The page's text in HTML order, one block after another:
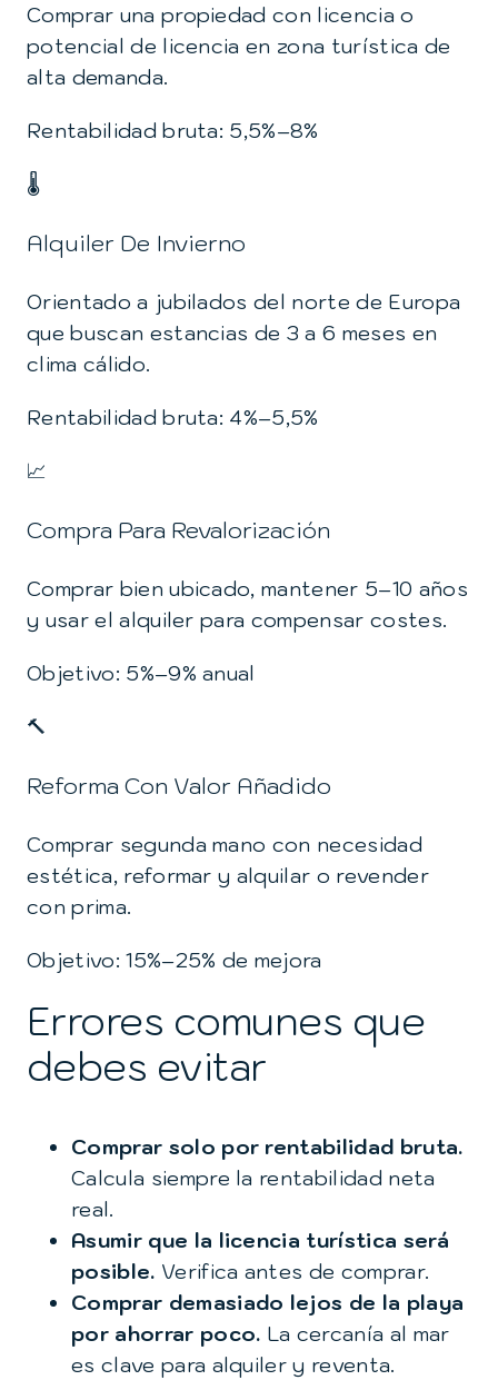
Comprar una propiedad con licencia o
potencial de licencia en zona turística de
alta demanda.
Rentabilidad bruta: 5,5%–8%
🌡️
Alquiler De Invierno
Orientado a jubilados del norte de Europa
que buscan estancias de 3 a 6 meses en
clima cálido.
Rentabilidad bruta: 4%–5,5%
📈
Compra Para Revalorización
Comprar bien ubicado, mantener 5–10 años
y usar el alquiler para compensar costes.
Objetivo: 5%–9% anual
🔨
Reforma Con Valor Añadido
Comprar segunda mano con necesidad
estética, reformar y alquilar o revender
con prima.
Objetivo: 15%–25% de mejora
Errores comunes que
debes evitar
Comprar solo por rentabilidad bruta.
Calcula siempre la rentabilidad neta
real.
Asumir que la licencia turística será
posible. Verifica antes de comprar.
Comprar demasiado lejos de la playa
por ahorrar poco. La cercanía al mar
es clave para alquiler y reventa.